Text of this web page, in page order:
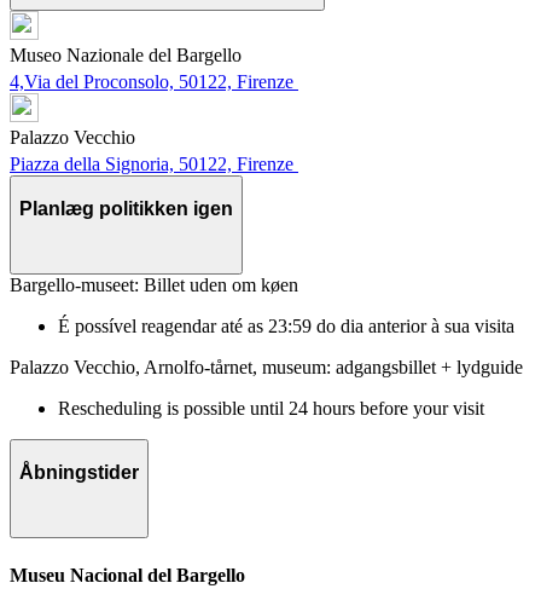
Museo Nazionale del Bargello
4,Via del Proconsolo, 50122, Firenze
Palazzo Vecchio
Piazza della Signoria, 50122, Firenze
Planlæg politikken igen
Bargello-museet: Billet uden om køen
É possível reagendar até as 23:59 do dia anterior à sua visita
Palazzo Vecchio, Arnolfo-tårnet, museum: adgangsbillet + lydguide
Rescheduling is possible until 24 hours before your visit
Åbningstider
Museu Nacional del Bargello